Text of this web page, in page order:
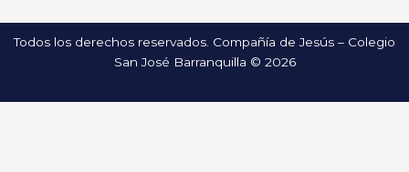
Todos los derechos reservados. Compañía de Jesús – Colegio
San José Barranquilla © 2026